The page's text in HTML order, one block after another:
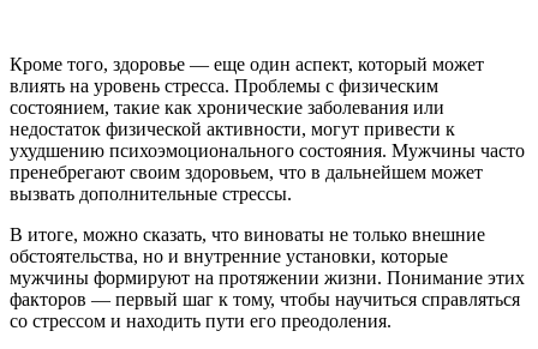
Кроме того, здоровье — еще один аспект, который может
влиять на уровень стресса. Проблемы с физическим
состоянием, такие как хронические заболевания или
недостаток физической активности, могут привести к
ухудшению психоэмоционального состояния. Мужчины часто
пренебрегают своим здоровьем, что в дальнейшем может
вызвать дополнительные стрессы.
В итоге, можно сказать, что виноваты не только внешние
обстоятельства, но и внутренние установки, которые
мужчины формируют на протяжении жизни. Понимание этих
факторов — первый шаг к тому, чтобы научиться справляться
со стрессом и находить пути его преодоления.